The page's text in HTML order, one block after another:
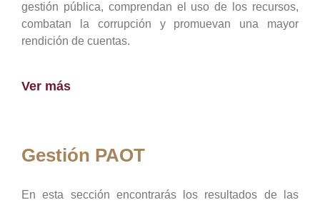
gestión pública, comprendan el uso de los recursos,
combatan la corrupción y promuevan una mayor
rendición de cuentas.
Ver más
Gestión PAOT
En esta sección encontrarás los resultados de las